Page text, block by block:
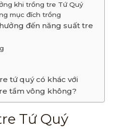
khi trồng tre Tứ Quý
mục đích trồng
đến năng suất tre
tứ quý có khác với
tầm vông không?
Tứ Quý